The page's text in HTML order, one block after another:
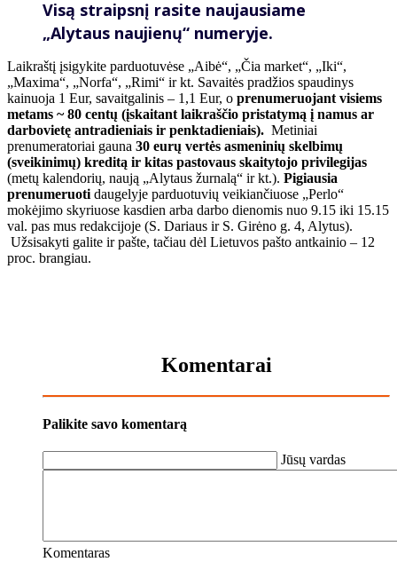
Visą straipsnį rasite naujausiame
„Alytaus naujienų“ numeryje.
Laikraštį įsigykite parduotuvėse „Aibė“, „Čia market“, „Iki“,
„Maxima“, „Norfa“, „Rimi“ ir kt. Savaitės pradžios spaudinys
kainuoja 1 Eur, savaitgalinis – 1,1 Eur, o prenumeruojant visiems
metams ~ 80 centų (įskaitant laikraščio pristatymą į namus ar
darbovietę antradieniais ir penktadieniais). Metiniai
prenumeratoriai gauna 30 eurų vertės asmeninių skelbimų
(sveikinimų) kreditą ir kitas pastovaus skaitytojo privilegijas
(metų kalendorių, naują „Alytaus žurnalą“ ir kt.). Pigiausia
prenumeruoti daugelyje parduotuvių veikiančiuose „Perlo“
mokėjimo skyriuose kasdien arba darbo dienomis nuo 9.15 iki 15.15
val. pas mus redakcijoje (S. Dariaus ir S. Girėno g. 4, Alytus).
Užsisakyti galite ir pašte, tačiau dėl Lietuvos pašto antkainio – 12
proc. brangiau.
Komentarai
Palikite savo komentarą
Jūsų vardas
Komentaras